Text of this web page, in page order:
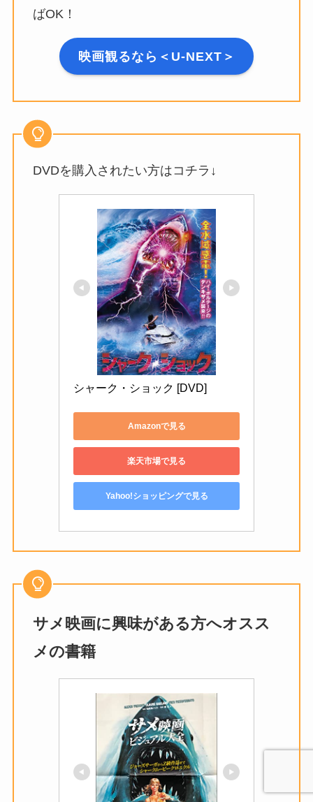
ばOK！
映画観るなら＜U-NEXT＞
DVDを購入されたい方はコチラ↓
シャーク・ショック [DVD]
Amazonで見る
楽天市場で見る
Yahoo!ショッピングで見る
サメ映画に興味がある方へオスス
メの書籍